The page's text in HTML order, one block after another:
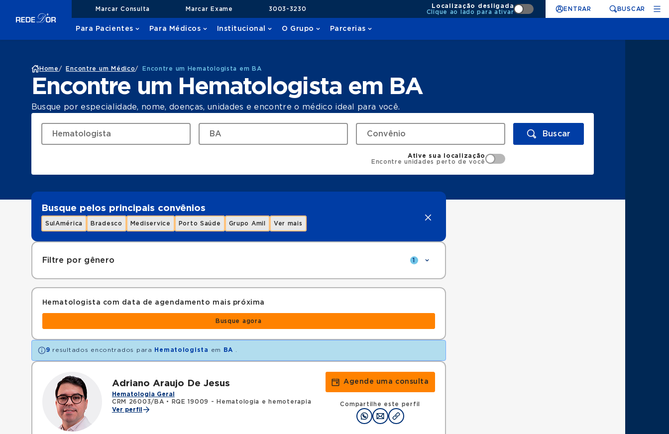
Marcar Consulta Marcar Exame 3003-3230
Localização desligada
Clique ao lado para ativar
ENTRAR BUSCAR
Para Pacientes Para Médicos Institucional O Grupo Parcerias
Home / Encontre um Médico/ Encontre um Hematologista em BA
Encontre um Hematologista em BA
Busque por especialidade, nome, doenças, unidades e encontre o médico ideal para você.
Buscar
Ative sua localização
Encontre unidades perto de você
Busque pelos principais convênios
SulAmérica Bradesco Mediservice Porto Saúde Grupo Amil Ver mais
Filtre por gênero 1
Hematologista com data de agendamento mais próxima
Busque agora
9 resultados encontrados para Hematologista em BA
Adriano Araujo De Jesus
Hematologia Geral
CRM 26003/BA •
RQE 19009 - Hematologia e hemoterapia
Ver perfil
Agende uma consulta
Compartilhe este perfil